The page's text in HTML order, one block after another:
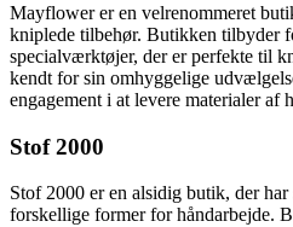
Mayflower er en velrenommeret
kniplede tilbehør. Butikken tilbyder
specialværktøjer, der er perfekte til
kendt for sin omhyggelige
engagement i at levere materialer af
Stof 2000
Stof 2000 er en alsidig butik, der
forskellige former for håndarbejde.